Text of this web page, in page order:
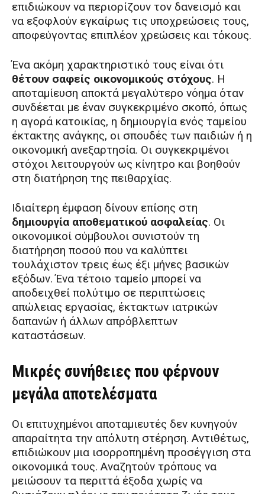
επιδιώκουν να περιορίζουν τον δανεισμό και
να εξοφλούν εγκαίρως τις υποχρεώσεις τους,
αποφεύγοντας επιπλέον χρεώσεις και τόκους.
Ένα ακόμη χαρακτηριστικό τους είναι ότι
θέτουν σαφείς οικονομικούς στόχους. Η
αποταμίευση αποκτά μεγαλύτερο νόημα όταν
συνδέεται με έναν συγκεκριμένο σκοπό, όπως
η αγορά κατοικίας, η δημιουργία ενός ταμείου
έκτακτης ανάγκης, οι σπουδές των παιδιών ή η
οικονομική ανεξαρτησία. Οι συγκεκριμένοι
στόχοι λειτουργούν ως κίνητρο και βοηθούν
στη διατήρηση της πειθαρχίας.
Ιδιαίτερη έμφαση δίνουν επίσης στη
δημιουργία αποθεματικού ασφαλείας. Οι
οικονομικοί σύμβουλοι συνιστούν τη
διατήρηση ποσού που να καλύπτει
τουλάχιστον τρεις έως έξι μήνες βασικών
εξόδων. Ένα τέτοιο ταμείο μπορεί να
αποδειχθεί πολύτιμο σε περιπτώσεις
απώλειας εργασίας, έκτακτων ιατρικών
δαπανών ή άλλων απρόβλεπτων
καταστάσεων.
Μικρές συνήθειες που φέρνουν
μεγάλα αποτελέσματα
Οι επιτυχημένοι αποταμιευτές δεν κυνηγούν
απαραίτητα την απόλυτη στέρηση. Αντιθέτως,
επιδιώκουν μια ισορροπημένη προσέγγιση στα
οικονομικά τους. Αναζητούν τρόπους να
μειώσουν τα περιττά έξοδα χωρίς να